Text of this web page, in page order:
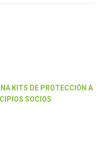
KITS DE PROTECCIÓN A
SOCIOS